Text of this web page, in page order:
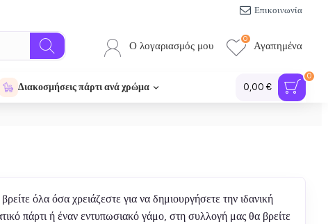
Επικοινωνία
Ο λογαριασμός μου Αγαπημένα
0
Διακοσμήσεις πάρτι ανά χρώμα 0,00 €
0
όλα όσα χρειάζεστε για να δημιουργήσετε την ιδανική
πάρτι ή έναν εντυπωσιακό γάμο, στη συλλογή μας θα βρείτε